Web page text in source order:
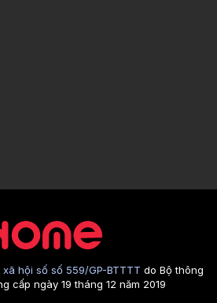
hội số số 559/GP-BTTTT do Bộ thông
cấp ngày 19 tháng 12 năm 2019